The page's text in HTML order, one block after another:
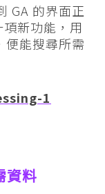
GA 的界面正
新功能，用
便能搜尋所需
資料